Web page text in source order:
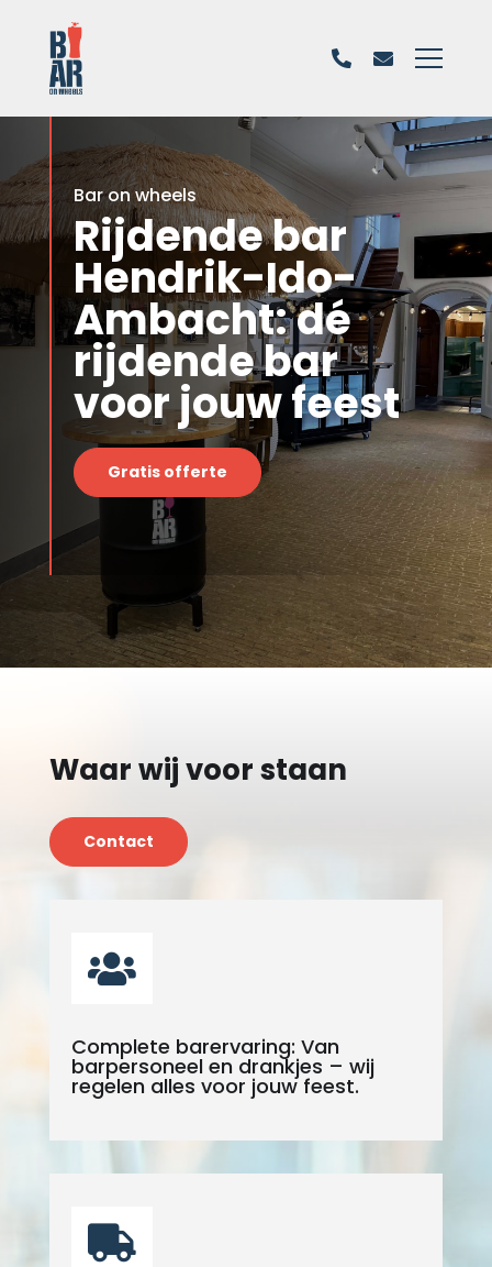
Bar on wheels
Rijdende bar
Hendrik-Ido-
Ambacht: dé
rijdende bar
voor jouw feest
Gratis offerte
Waar wij voor staan
Contact

Complete barervaring: Van
barpersoneel en drankjes – wij
regelen alles voor jouw feest.
